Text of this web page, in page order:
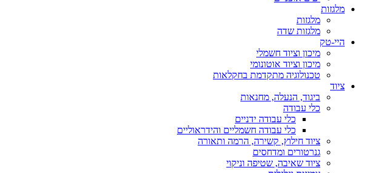
מלגזות
מלגזות
מלגזות שדה
היי-טק
מיכון וציוד חשמלי
מיכון וציוד אוטונומי
טכנולוגיה מתקדמת בחקלאות
ציוד
ביגוד, הנעלה, מחנאות
כלי עבודה
כלי עבודה ידניים
כלי עבודה חשמליים והידראוליים
ציוד חילוץ, קשירה, הרמה ותאורה
גנרטורים ומדחסים
ציוד שאיבה, שטיפה וניקוי